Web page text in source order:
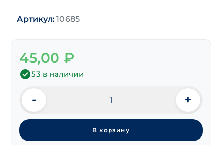
Артикул: 10685
45,00 ₽
53 в наличии
Количество
товара
Анкер
с
- +
В корзину